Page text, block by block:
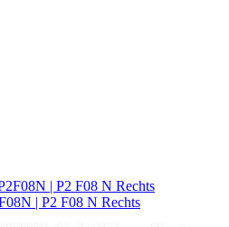
| P2 F08 N Rechts